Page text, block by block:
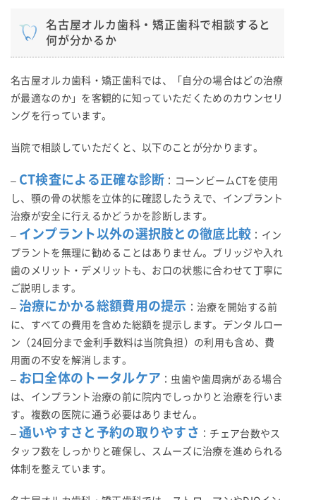
名古屋オルカ歯科・矯正歯科で相談すると
何が分かるか
名古屋オルカ歯科・矯正歯科では、「自分の場合はどの治療
が最適なのか」を客観的に知っていただくためのカウンセリ
ングを行っています。
当院で相談していただくと、以下のことが分かります。
– CT検査による正確な診断 ：コーンビームCTを使用
し、顎の骨の状態を立体的に確認したうえで、インプラント
治療が安全に行えるかどうかを診断します。
– インプラント以外の選択肢との徹底比較 ：イン
プラントを無理に勧めることはありません。ブリッジや入れ
歯のメリット・デメリットも、お口の状態に合わせて丁寧に
ご説明します。
– 治療にかかる総額費用の提示 ：治療を開始する前
に、すべての費用を含めた総額を提示します。デンタルロー
ン（24回分まで金利手数料は当院負担）の利用も含め、費
用面の不安を解消します。
– お口全体のトータルケア ：虫歯や歯周病がある場合
は、インプラント治療の前に院内でしっかりと治療を行いま
す。複数の医院に通う必要はありません。
– 通いやすさと予約の取りやすさ ：チェア台数やス
タッフ数をしっかりと確保し、スムーズに治療を進められる
体制を整えています。